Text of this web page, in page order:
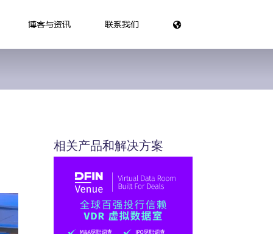
博客与资讯 联系我们
相关产品和解决方案